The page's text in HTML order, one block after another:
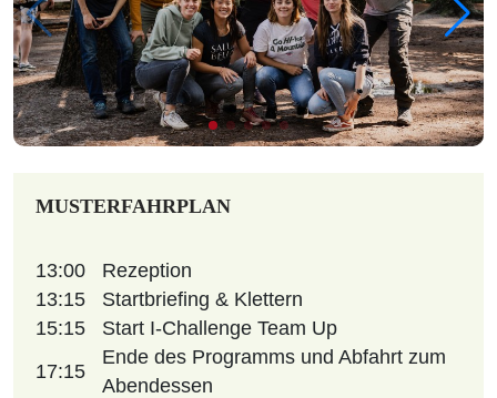
MUSTERFAHRPLAN
13:00
Rezeption
13:15
Startbriefing & Klettern
15:15
Start I-Challenge Team Up
17:15
Ende des Programms und Abfahrt zum
Abendessen